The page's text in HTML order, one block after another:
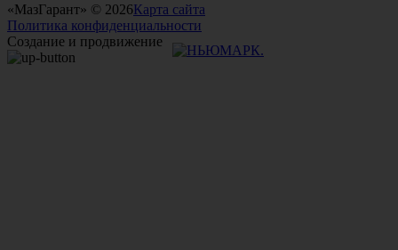
«МазГарант» © 2026Карта сайта
Политика конфиденциальности
Создание и продвижение